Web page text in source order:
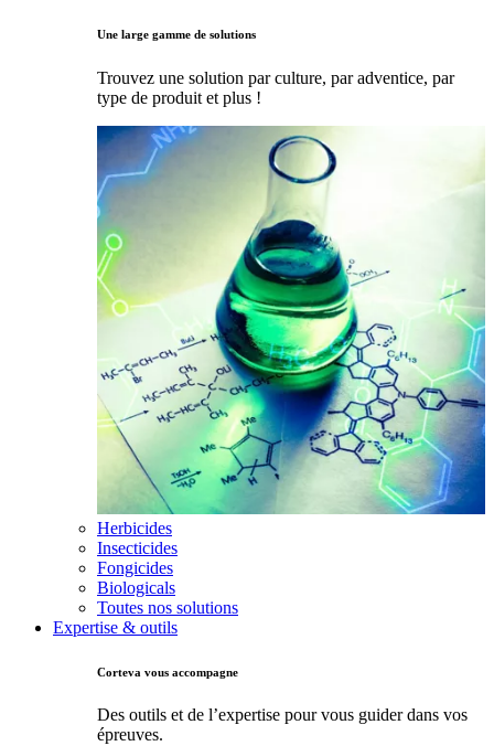
Une large gamme de solutions
Trouvez une solution par culture, par adventice, par
type de produit et plus !
Herbicides
Insecticides
Fongicides
Biologicals
Toutes nos solutions
Expertise & outils
Corteva vous accompagne
Des outils et de l’expertise pour vous guider dans vos
épreuves.